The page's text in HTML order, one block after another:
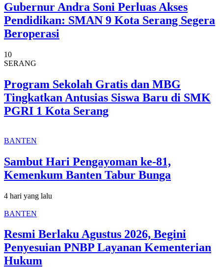
Gubernur Andra Soni Perluas Akses
Pendidikan: SMAN 9 Kota Serang Segera
Beroperasi
10
SERANG
Program Sekolah Gratis dan MBG
Tingkatkan Antusias Siswa Baru di SMK
PGRI 1 Kota Serang
BANTEN
Sambut Hari Pengayoman ke-81,
Kemenkum Banten Tabur Bunga
4 hari yang lalu
BANTEN
Resmi Berlaku Agustus 2026, Begini
Penyesuian PNBP Layanan Kementerian
Hukum